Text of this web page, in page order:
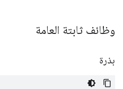
وظائف ثابتة العامة
بذرة